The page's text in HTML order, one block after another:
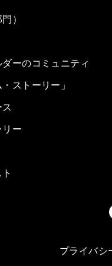
）
ーのコミュニティ
ストーリー」
リー
プライバシ